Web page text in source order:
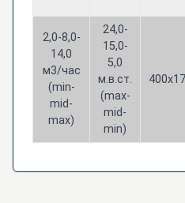
2,0-8,0-
14,0
м3/час
(min-
mid-
max)
24,0-
15,0-
5,0
м.в.ст.
(max-
mid-
min)